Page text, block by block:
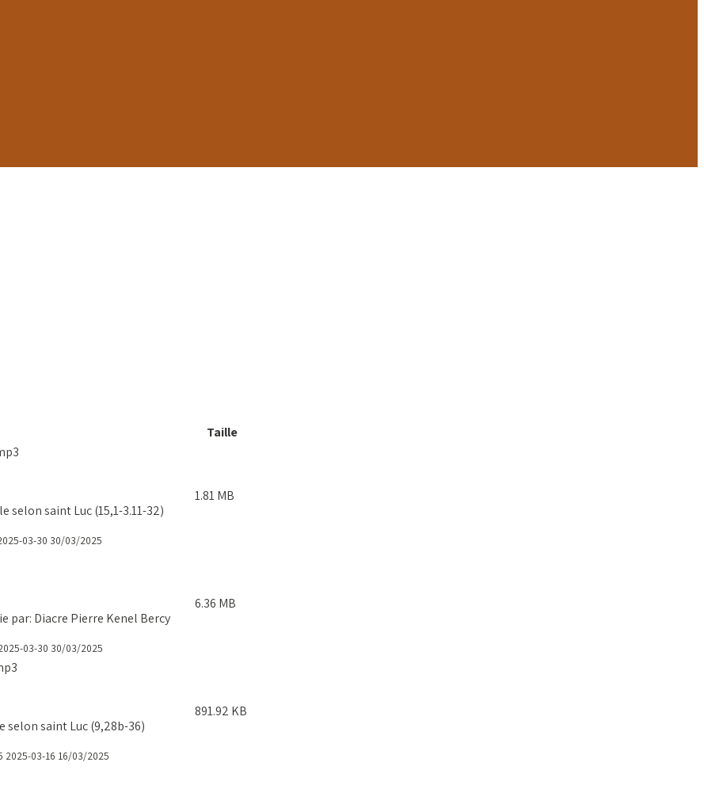
Taille
selon saint Luc (15,1-3.11-32)
03-30 30/03/2025
1.81 MB
par: Diacre Pierre Kenel Bercy
03-30 30/03/2025
6.36 MB
selon saint Luc (9,28b-36)
2025-03-16 16/03/2025
891.92 KB